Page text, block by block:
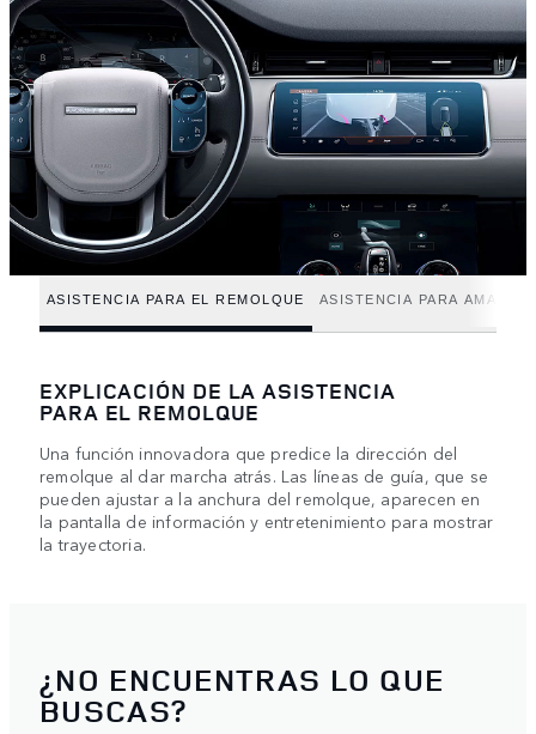
ASISTENCIA PARA EL REMOLQUE ASISTENCIA PARA AMARRE
EXPLICACIÓN DE LA ASISTENCIA
PARA EL REMOLQUE
Una función innovadora que predice la dirección del
remolque al dar marcha atrás. Las líneas de guía, que se
pueden ajustar a la anchura del remolque, aparecen en
la pantalla de información y entretenimiento para mostrar
la trayectoria.
¿NO ENCUENTRAS LO QUE
BUSCAS?